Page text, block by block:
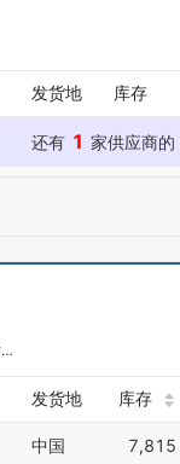
发货地 库存
还有 1 家供应商的
连接器, USB, USB A, USB 2.0, 插座, 4 路, 通孔安装, 直角型
发货地 库存
中国 7,815